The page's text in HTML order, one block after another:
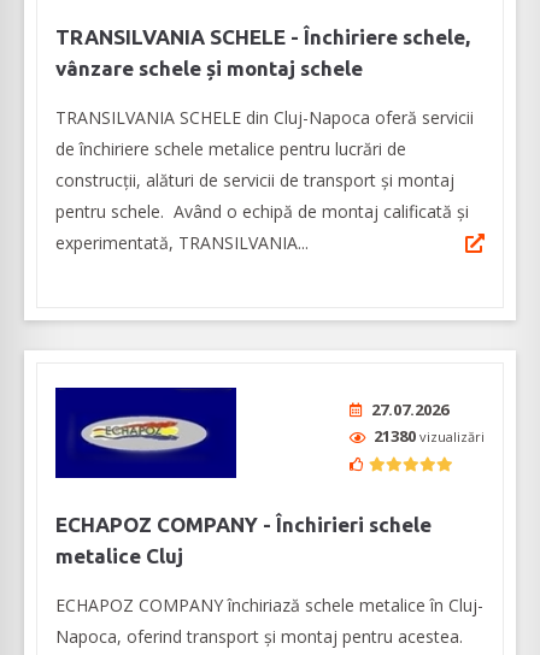
TRANSILVANIA SCHELE - Închiriere schele,
vânzare schele și montaj schele
TRANSILVANIA SCHELE din Cluj-Napoca oferă servicii
de închiriere schele metalice pentru lucrări de
construcții, alături de servicii de transport și montaj
pentru schele. Având o echipă de montaj calificată și
experimentată, TRANSILVANIA...
27.07.2026
21380 vizualizări
ECHAPOZ COMPANY - Închirieri schele
metalice Cluj
ECHAPOZ COMPANY închiriază schele metalice în Cluj-
Napoca, oferind transport şi montaj pentru acestea.